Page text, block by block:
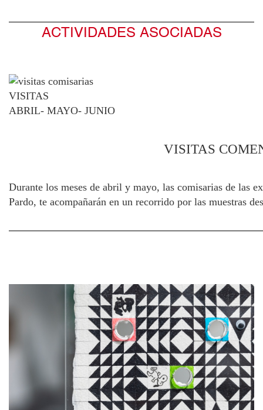
ACTIVIDADES ASOCIADAS
VISITAS
ABRIL- MAYO- JUNIO
VISITAS
Durante los meses de abril y mayo, las comisarias de las
Pardo, te acompañarán en un recorrido por las muestras